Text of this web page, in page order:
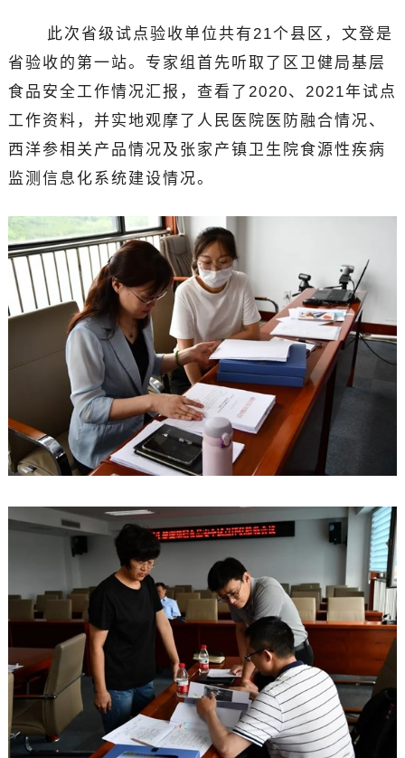
此次省级试点验收单位共有21个县区，文登是
省验收的第一站。专家组首先听取了区卫健局基层
食品安全工作情况汇报，查看了2020、2021年试点
工作资料，并实地观摩了人民医院医防融合情况、
西洋参相关产品情况及张家产镇卫生院食源性疾病
监测信息化系统建设情况。